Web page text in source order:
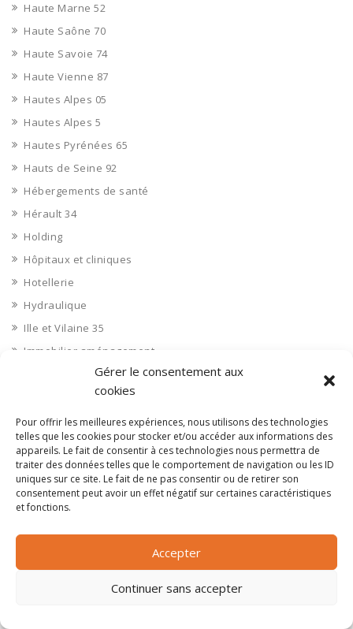
Gérer le consentement aux
cookies
Pour offrir les meilleures expériences, nous utilisons des technologies
telles que les cookies pour stocker et/ou accéder aux informations des
appareils. Le fait de consentir à ces technologies nous permettra de
traiter des données telles que le comportement de navigation ou les ID
uniques sur ce site. Le fait de ne pas consentir ou de retirer son
consentement peut avoir un effet négatif sur certaines caractéristiques
et fonctions.
Accepter
Continuer sans accepter
Haute Marne 52
Haute Saône 70
Haute Savoie 74
Haute Vienne 87
Hautes Alpes 05
Hautes Alpes 5
Hautes Pyrénées 65
Hauts de Seine 92
Hébergements de santé
Hérault 34
Holding
Hôpitaux et cliniques
Hotellerie
Hydraulique
Ille et Vilaine 35
Immobilier aménagement
Immobilier aménageurs
Immobilier commerces
Immobilier de bureaux
Immobilier industriel
Immobilier logements
Impression 3D
Imprimerie
Indre 36